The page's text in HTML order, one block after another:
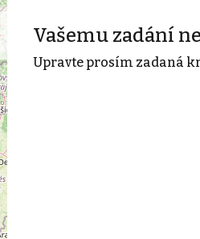
Vašemu zadání
Upravte prosím zadaná